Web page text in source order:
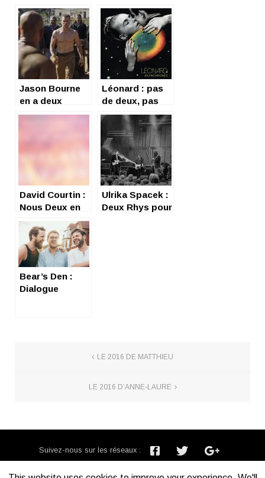
Jason Bourne
en a deux
Léonard : pas
de deux, pas
décalés !
David Courtin :
Nous Deux en
mode X
Ulrika Spacek :
Deux Rhys pour
Bear’s Den :
Dialogue
LE 2016 DE MATTHIEU
LE 2016 D’ANNE-LAURE
Suivez-nous sur les réseaux :